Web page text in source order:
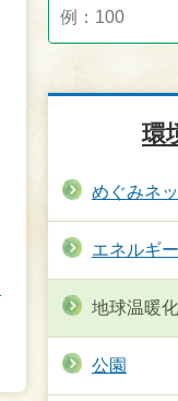
環
めぐみネ
エネルギー
地球温暖化
公園